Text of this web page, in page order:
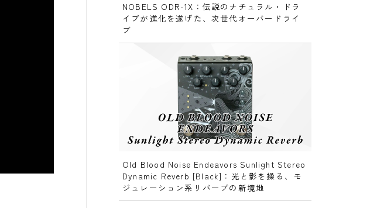
NOBELS ODR-1X：伝説のナチュラル・ドラ
イブが進化を遂げた、次世代オーバードライ
ブ
Old Blood Noise Endeavors Sunlight Stereo
Dynamic Reverb [Black]：光と影を操る、モ
ジュレーション系リバーブの新境地